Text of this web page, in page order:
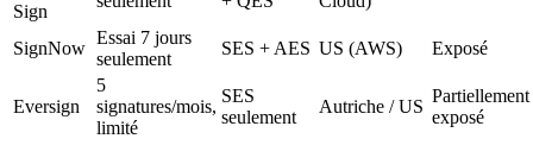
Sign
SignNow
Essai 7 jours
seulement
SES + AES US (AWS) Exposé
Eversign
5
signatures/mois,
limité
SES
seulement
Autriche / US
Partiellement
exposé